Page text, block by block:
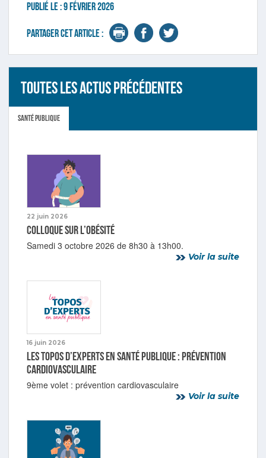
Publié le :9 février 2026
Partager cet article :
Toutes les actus précédentes
Santé publique
22 juin 2026
Colloque sur l’obésité
Samedi 3 octobre 2026 de 8h30 à 13h00.
Voir la suite
16 juin 2026
Les topos d’experts en Santé publique : prévention
cardiovasculaire
9ème volet : prévention cardiovasculaire
Voir la suite